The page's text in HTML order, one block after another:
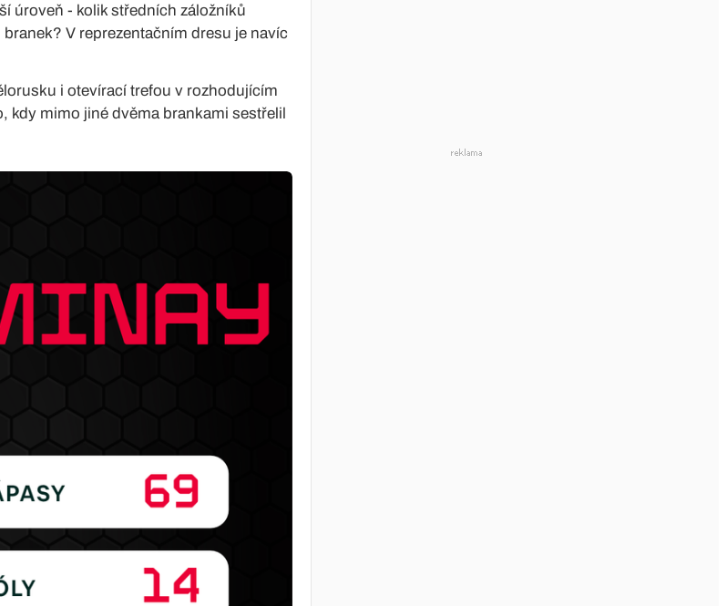
úroveň - kolik středních záložníků
V reprezentačním dresu je navíc
i otevírací trefou v rozhodujícím
kdy mimo jiné dvěma brankami sestřelil